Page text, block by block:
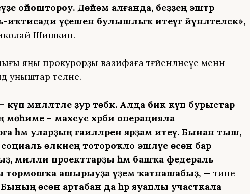
ойоштороу. Дөйөм алғанда, беҙҙең эштәр
иҡтисади үҫешенә булышлыҡ итеүгә йүнәлтеләсәк»,
Шишкин.
яңы прокурорҙы вазифаға тәғәйенләнеүе менән
уңыштар теләне.
күп милләтле ҙур төбәк. Алда бик күп бурыстар
мөһиме – махсус хәрби операцияла
һәм уларҙың ғаиләләренә ярҙам итеү. Бынан тыш,
өлкәнең тотороҡло эшләүе өсөн бар
милли проекттарҙы һәм башҡа федераль
тормошҡа ашырыуҙа әүҙем ҡатнашабыҙ, — тине
өсөн артабан да һәр яуаплы участкала